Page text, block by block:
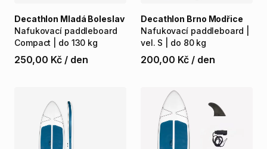
Nafukovací paddleboard
Compact
do 130 kg
Decathlon Mladá Boleslav
250,00 Kč / den
Nafukovací paddleboard
vel. S do 80 kg
Decathlon Brno Modřice
200,00 Kč / den